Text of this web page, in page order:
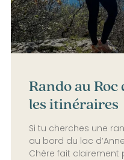
Rando au
les itinéraires
Si tu cherches une
au bord du lac
Chère fait clairement